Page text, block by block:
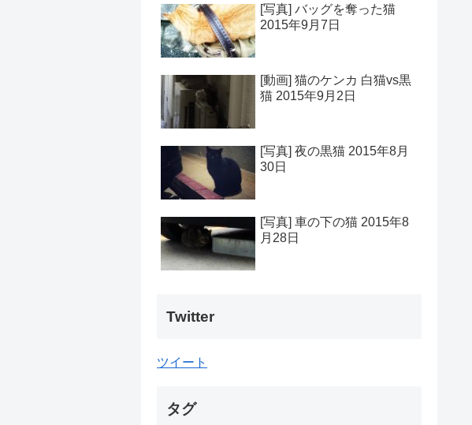
[写真] バッグを奪った猫
2015年9月7日
[動画] 猫のケンカ 白猫vs黒
猫 2015年9月2日
[写真] 夜の黒猫 2015年8月
30日
[写真] 車の下の猫 2015年8
月28日
Twitter
ツイート
タグ